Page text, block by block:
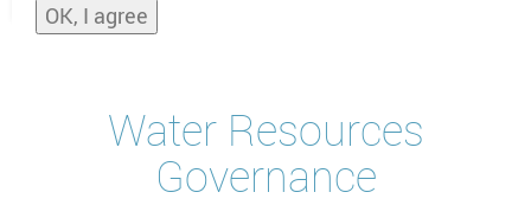
OK, I agree
Water Resources
Governance